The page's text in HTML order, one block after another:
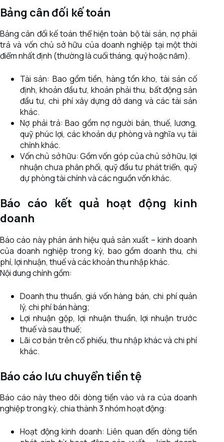
Bảng cân đối kế toán
Bảng cân đối kế toán thể hiện toàn bộ tài sản, nợ phải
trả và vốn chủ sở hữu của doanh nghiệp tại một thời
điểm nhất định (thường là cuối tháng, quý hoặc năm).
Tài sản: Bao gồm tiền, hàng tồn kho, tài sản cố
định, khoản đầu tư, khoản phải thu, bất động sản
đầu tư, chi phí xây dựng dở dang và các tài sản
khác.
Nợ phải trả: Bao gồm nợ người bán, thuế, lương,
quỹ phúc lợi, các khoản dự phòng và nghĩa vụ tài
chính khác.
Vốn chủ sở hữu: Gồm vốn góp của chủ sở hữu, lợi
nhuận chưa phân phối, quỹ đầu tư phát triển, quỹ
dự phòng tài chính và các nguồn vốn khác.
Báo cáo kết quả hoạt động kinh
doanh
Báo cáo này phản ánh hiệu quả sản xuất – kinh doanh
của doanh nghiệp trong kỳ, bao gồm doanh thu, chi
phí, lợi nhuận, thuế và các khoản thu nhập khác.
Nội dung chính gồm:
Doanh thu thuần, giá vốn hàng bán, chi phí quản
lý, chi phí bán hàng;
Lợi nhuận gộp, lợi nhuận thuần, lợi nhuận trước
thuế và sau thuế;
Lãi cơ bản trên cổ phiếu, thu nhập khác và chi phí
khác.
Báo cáo lưu chuyển tiền tệ
Báo cáo này theo dõi dòng tiền vào và ra của doanh
nghiệp trong kỳ, chia thành 3 nhóm hoạt động:
Hoạt động kinh doanh: Liên quan đến dòng tiền